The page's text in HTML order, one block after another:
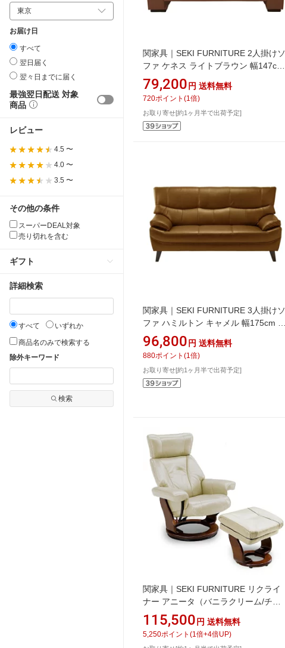
お届け日
すべて
翌日届く
翌々日までに届く
最強翌日配送 対象
商品
レビュー
4.5 〜
4.0 〜
3.5 〜
その他の条件
スーパーDEAL対象
売り切れを含む
ギフト
詳細検索
すべて
いずれか
商品名のみで検索する
除外キーワード
検索
関家具｜SEKI FURNITURE 2人掛けソ
ファ ケネス ライトブラウン 幅147cm
本革 ライトブラウン 341460
79,200 円 送料無料
720ポイント (1 倍)
お取り寄せ[約1ヶ月半で出荷予定]
関家具｜SEKI FURNITURE 3人掛けソ
ファ ハミルトン キャメル 幅175cm 本
革 キャメル 250865
96,800 円 送料無料
880ポイント (1 倍)
お取り寄せ[約1ヶ月半で出荷予定]
関家具｜SEKI FURNITURE リクライ
ナー アニータ（バニラクリーム/チェ
ア約幅75×奥行78~117×高さ106~88×
座面高さ44.5~49cm/スツール約幅46×
奥行41.5×高さ44cm）【キャンセル・
115,500 円 送料無料
5,250ポイント (1倍+4倍UP)